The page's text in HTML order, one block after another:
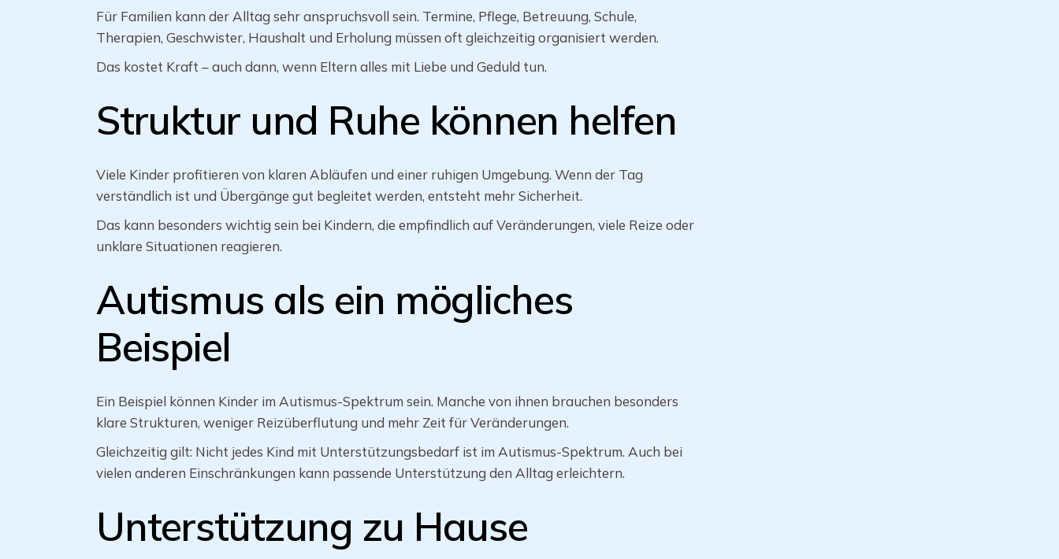
Für Familien kann der Alltag sehr anspruchsvoll sein. Termine, Pflege, Betreuung, Schule,
Therapien, Geschwister, Haushalt und Erholung müssen oft gleichzeitig organisiert werden.
Das kostet Kraft – auch dann, wenn Eltern alles mit Liebe und Geduld tun.
Struktur und Ruhe können helfen
Viele Kinder profitieren von klaren Abläufen und einer ruhigen Umgebung. Wenn der Tag
verständlich ist und Übergänge gut begleitet werden, entsteht mehr Sicherheit.
Das kann besonders wichtig sein bei Kindern, die empfindlich auf Veränderungen, viele Reize oder
unklare Situationen reagieren.
Autismus als ein mögliches
Beispiel
Ein Beispiel können Kinder im Autismus-Spektrum sein. Manche von ihnen brauchen besonders
klare Strukturen, weniger Reizüberflutung und mehr Zeit für Veränderungen.
Gleichzeitig gilt: Nicht jedes Kind mit Unterstützungsbedarf ist im Autismus-Spektrum. Auch bei
vielen anderen Einschränkungen kann passende Unterstützung den Alltag erleichtern.
Unterstützung zu Hause